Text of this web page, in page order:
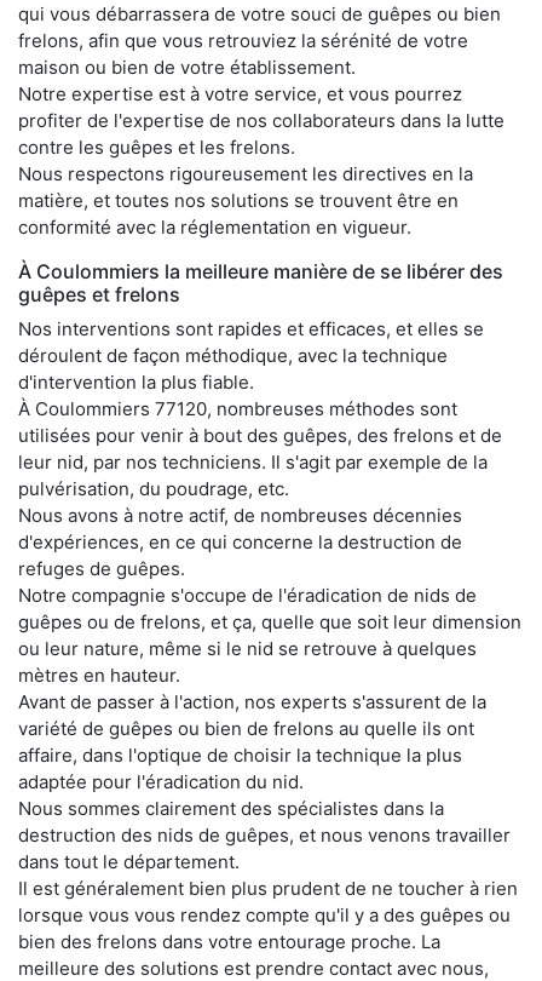
qui vous débarrassera de votre souci de guêpes ou bien
frelons, afin que vous retrouviez la sérénité de votre
maison ou bien de votre établissement.
Notre expertise est à votre service, et vous pourrez
profiter de l'expertise de nos collaborateurs dans la lutte
contre les guêpes et les frelons.
Nous respectons rigoureusement les directives en la
matière, et toutes nos solutions se trouvent être en
conformité avec la réglementation en vigueur.
À Coulommiers la meilleure manière de se libérer des
guêpes et frelons
Nos interventions sont rapides et efficaces, et elles se
déroulent de façon méthodique, avec la technique
d'intervention la plus fiable.
À Coulommiers 77120, nombreuses méthodes sont
utilisées pour venir à bout des guêpes, des frelons et de
leur nid, par nos techniciens. Il s'agit par exemple de la
pulvérisation, du poudrage, etc.
Nous avons à notre actif, de nombreuses décennies
d'expériences, en ce qui concerne la destruction de
refuges de guêpes.
Notre compagnie s'occupe de l'éradication de nids de
guêpes ou de frelons, et ça, quelle que soit leur dimension
ou leur nature, même si le nid se retrouve à quelques
mètres en hauteur.
Avant de passer à l'action, nos experts s'assurent de la
variété de guêpes ou bien de frelons au quelle ils ont
affaire, dans l'optique de choisir la technique la plus
adaptée pour l'éradication du nid.
Nous sommes clairement des spécialistes dans la
destruction des nids de guêpes, et nous venons travailler
dans tout le département.
Il est généralement bien plus prudent de ne toucher à rien
lorsque vous vous rendez compte qu'il y a des guêpes ou
bien des frelons dans votre entourage proche. La
meilleure des solutions est prendre contact avec nous,